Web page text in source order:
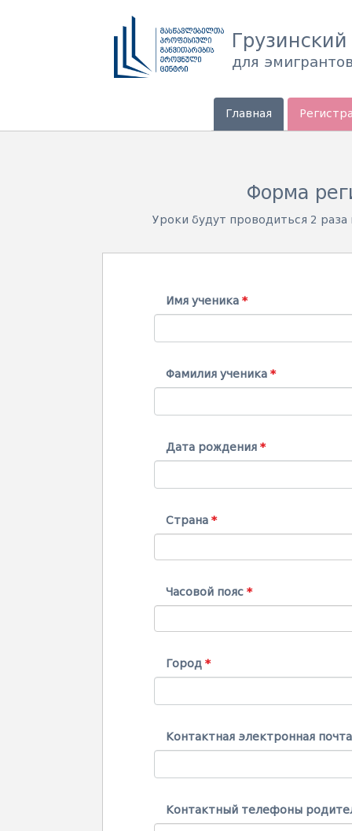
для
Главная
Форма
Уроки будут проводиться 2
Имя ученика
Фамилия ученика
Дата рождения
Страна
Часовой пояс
Город
Контактная электронная
Контактный телефоны